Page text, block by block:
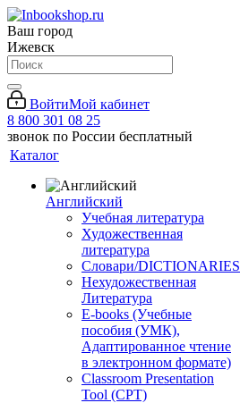
Ваш город
Ижевск
ВойтиМой кабинет
8 800 301 08 25
звонок по России бесплатный
Каталог
Английский
Учебная литература
Художественная
литература
Словари/DICTIONARIES
Нехудожественная
Литература
E-books (Учебные
пособия (УМК),
Адаптированное чтение
в электронном формате)
Classroom Presentation
Tool (CPT)